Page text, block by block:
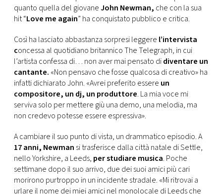
RMC
CONSIGLIA
quanto quella del giovaneJohn Newman, che con la sua
hit “Love me again” ha conquistato pubblico e critica.
Così ha lasciato abbastanza sorpresi leggere l’intervista
concessa al quotidiano britannico The Telegraph, in cui
l’artista confessa di… non aver mai pensato didiventare un
cantante. «Non pensavo che fosse qualcosa di creativo» ha
infatti dichiarato John. «Avrei preferito essere un
compositore, un dj, un produttore. La mia voce mi
serviva solo per mettere giù una demo, una melodia, ma
non credevo potesse essere espressiva».
A cambiare il suo punto di vista, un drammatico episodio. A
17 anni, Newman si trasferisce dalla città natale di Settle,
nello Yorkshire, a Leeds, per studiare musica. Poche
settimane dopo il suo arrivo, due dei suoi amici più cari
morirono purtroppo in un incidente stradale. «Mi ritrovai a
urlare il nome dei miei amici nel monolocale di Leeds che